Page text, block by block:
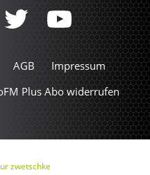
AGB
Impressum
Plus Abo widerrufen
zwetschke